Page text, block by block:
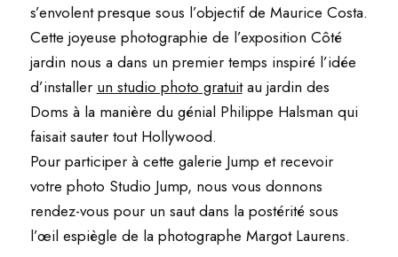
s’envolent presque sous l’objectif de Maurice Costa.
Cette joyeuse photographie de l’exposition Côté
jardin nous a dans un premier temps inspiré l’idée
d’installer un studio photo gratuitau jardin des
Doms à la manière du génial Philippe Halsman qui
faisait sauter tout Hollywood.
Pour participer à cette galerie Jump et recevoir
votre photo Studio Jump, nous vous donnons
rendez-vous pour un saut dans la postérité sous
l’œil espiègle de la photographe Margot Laurens.